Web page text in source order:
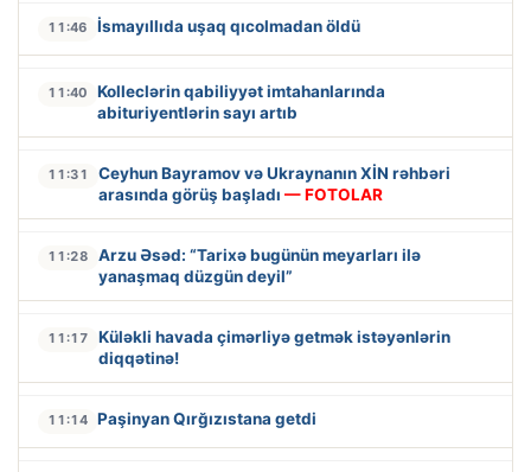
11:46 İsmayıllıda uşaq qıcolmadan öldü
11:40
Kolleclərin qabiliyyət imtahanlarında
abituriyentlərin sayı artıb
11:31
Ceyhun Bayramov və Ukraynanın XİN rəhbəri
arasında görüş başladı — FOTOLAR
11:28
Arzu Əsəd: “Tarixə bugünün meyarları ilə
yanaşmaq düzgün deyil”
11:17
Küləkli havada çimərliyə getmək istəyənlərin
diqqətinə!
11:14 Paşinyan Qırğızıstana getdi